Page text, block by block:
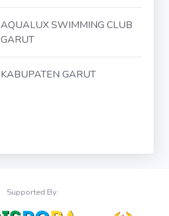
AQUALUX SWIMMING CLUB
GARUT
KABUPATEN GARUT
Supported By: